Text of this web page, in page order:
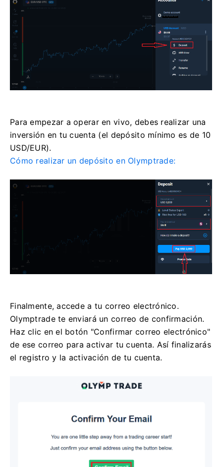
Para empezar a operar en vivo, debes realizar una
inversión en tu cuenta (el depósito mínimo es de 10
USD/EUR).
Cómo realizar un depósito en Olymptrade:
Finalmente, accede a tu correo electrónico.
Olymptrade te enviará un correo de confirmación.
Haz clic en el botón "Confirmar correo electrónico"
de ese correo para activar tu cuenta. Así finalizarás
el registro y la activación de tu cuenta.